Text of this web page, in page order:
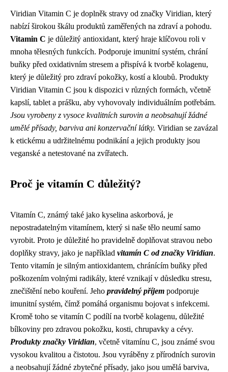
Viridian Vitamin C je doplněk stravy od značky Viridian, který
nabízí širokou škálu produktů zaměřených na zdraví a pohodu.
Vitamin C je důležitý antioxidant, který hraje klíčovou roli v
mnoha tělesných funkcích. Podporuje imunitní systém, chrání
buňky před oxidativním stresem a přispívá k tvorbě kolagenu,
který je důležitý pro zdraví pokožky, kostí a kloubů. Produkty
Viridian Vitamin C jsou k dispozici v různých formách, včetně
kapslí, tablet a prášku, aby vyhovovaly individuálním potřebám.
Jsou vyrobeny z vysoce kvalitních surovin a neobsahují žádné
umělé přísady, barviva ani konzervační látky. Viridian se zavázal
k etickému a udržitelnému podnikání a jejich produkty jsou
veganské a netestované na zvířatech.
Proč je vitamín C důležitý?
Vitamín C, známý také jako kyselina askorbová, je
nepostradatelným vitamínem, který si naše tělo neumí samo
vyrobit. Proto je důležité ho pravidelně doplňovat stravou nebo
doplňky stravy, jako je například vitamín C od značky Viridian.
Tento vitamín je silným antioxidantem, chránícím buňky před
poškozením volnými radikály, které vznikají v důsledku stresu,
znečištění nebo kouření. Jeho pravidelný příjem podporuje
imunitní systém, čímž pomáhá organismu bojovat s infekcemi.
Kromě toho se vitamín C podílí na tvorbě kolagenu, důležité
bílkoviny pro zdravou pokožku, kosti, chrupavky a cévy.
Produkty značky Viridian, včetně vitamínu C, jsou známé svou
vysokou kvalitou a čistotou. Jsou vyráběny z přírodních surovin
a neobsahují žádné zbytečné přísady, jako jsou umělá barviva,